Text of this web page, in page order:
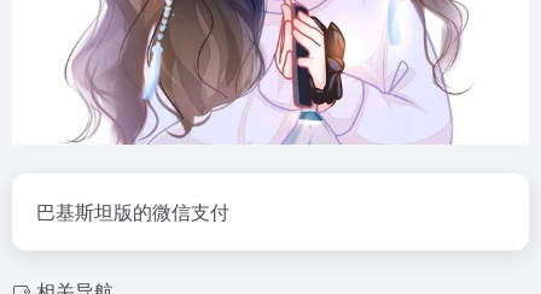
巴基斯坦版的微信支付